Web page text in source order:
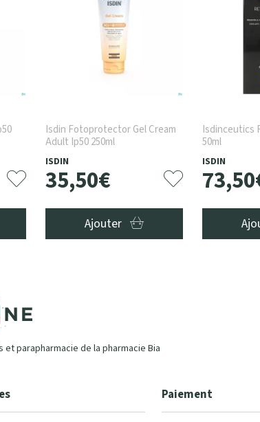
Isdin Fotoprotector Gel Cream
Adult Ip50 250ml
ISDIN
35,50€
Ajouter
Isdinceutics
50ml
ISDIN
73,50
parapharmacie de la pharmacie Bia
Paiement